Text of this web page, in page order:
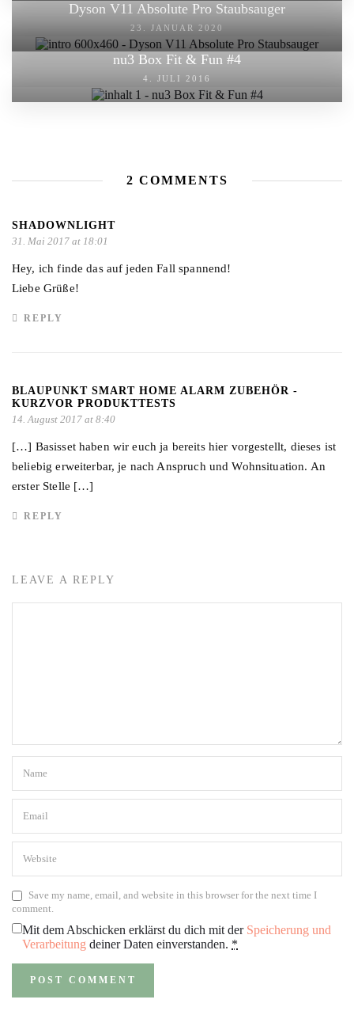
Dyson V11 Absolute Pro Staubsauger
23. JANUAR 2020
nu3 Box Fit & Fun #4
4. JULI 2016
2 COMMENTS
SHADOWNLIGHT
31. Mai 2017 at 18:01
Hey, ich finde das auf jeden Fall spannend!
Liebe Grüße!
REPLY
BLAUPUNKT SMART HOME ALARM ZUBEHÖR -
KURZVOR PRODUKTTESTS
14. August 2017 at 8:40
[…] Basisset haben wir euch ja bereits hier vorgestellt, dieses ist
beliebig erweiterbar, je nach Anspruch und Wohnsituation. An
erster Stelle […]
REPLY
LEAVE A REPLY
Save my name, email, and website in this browser for the next time I
comment.
Mit dem Abschicken erklärst du dich mit der Speicherung und
Verarbeitung deiner Daten einverstanden. *